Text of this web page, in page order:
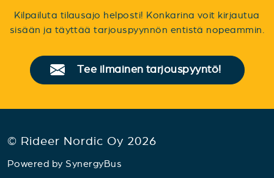
Kilpailuta tilausajo helposti! Konkarina voit kirjautua
sisään ja täyttää tarjouspyynnön entistä nopeammin.
Tee ilmainen tarjouspyyntö!
© Rideer Nordic Oy 2026
Powered by SynergyBus